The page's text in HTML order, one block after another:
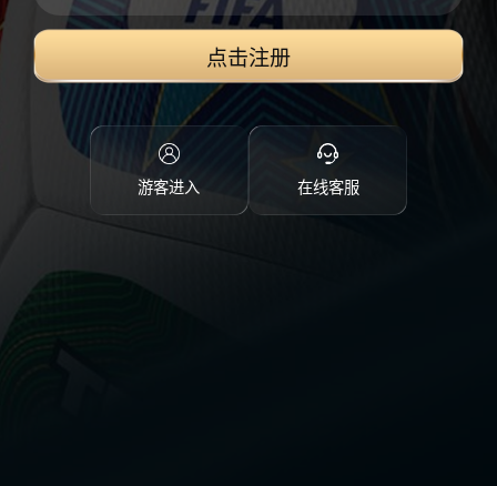
点击注册
游客进入 在线客服